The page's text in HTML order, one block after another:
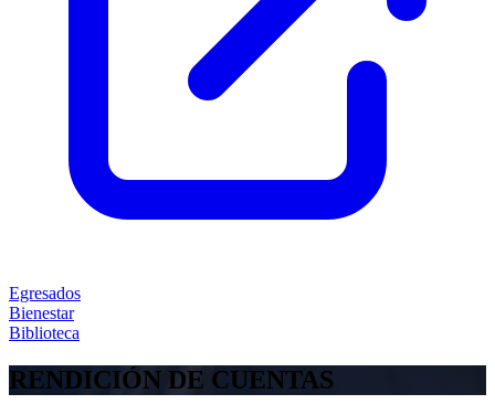
Egresados
Bienestar
Biblioteca
RENDICIÓN DE CUENTAS